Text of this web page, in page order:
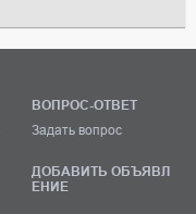
ВОПРОС-ОТВЕТ
Задать вопрос
ДОБАВИТЬ ОБЪЯВЛ
ЕНИЕ